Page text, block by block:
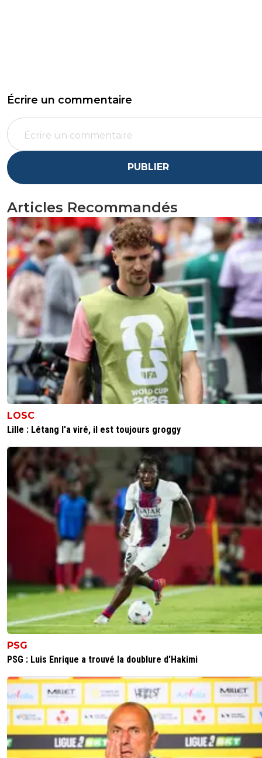
Écrire un commentaire
PUBLIER
Articles Recommandés
LOSC
Lille : Létang l'a viré, il est toujours groggy
PSG
PSG : Luis Enrique a trouvé la doublure d'Hakimi